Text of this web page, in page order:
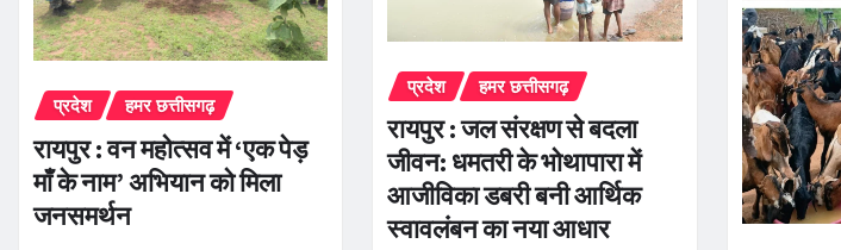
प्रदेश हमर छत्तीसगढ़
रायपुर : वन महोत्सव में ‘एक पेड़
माँ के नाम’ अभियान को मिला
जनसमर्थन
प्रदेश हमर छत्तीसगढ़
रायपुर : जल संरक्षण से बदला
जीवन: धमतरी के भोथापारा में
आजीविका डबरी बनी आर्थिक
स्वावलंबन का नया आधार